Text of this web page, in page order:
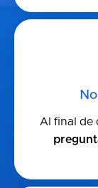
Al final de